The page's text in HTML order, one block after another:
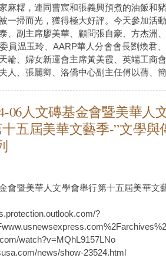
麻糬，連同曹宸和張義興預煮的油飯和
一掃而光，獲得極大好評。今天參加活
、副主席廖美華、顧問張自豪、方杰洲
員温玉玲、AARP華人分會會長劉煥君
輪、婦女新運會主席黃美霞、英端工商
人、張麗卿、洛僑中心副主任傅以蒨、
06人文磚基金會暨美華人
五屆美華文藝季-”文學與
會暨美華人文學會舉行第十五屆美華文
?
watch?v=MQhL9157LNo
news/show-23524.html